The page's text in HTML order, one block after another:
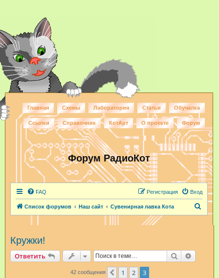
Главная Схемы Лаборатория Статьи Обучалка
Ссылки Справочник КотАрт О проекте Форум
Форум РадиоКот
FAQ Вход
Регистрация
Список форумов Наш сайт Сувенирная лавка Кота
Кружки!
Ответить Поиск
42 сообщения Пред.
1 2 3